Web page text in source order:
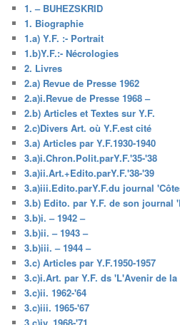
1. – BUHEZSKRID
1. Biographie
1.a) Y.F. :- Portrait
1.b)Y.F.:- Nécrologies
2. Livres
2.a) Revue de Presse 1962
2.a)i.Revue de Presse 1968 –
2.b) Articles et Textes sur Y.F.
2.c)Divers Art. où Y.F.est cité
3.a) Articles par Y.F.1930-1940
3.a)i.Chron.Polit.parY.F.'35-'38
3.a)ii.Art.+Edito.parY.F.'38-'39
3.a)iii.Edito.parY.F.du journal
3.b) Edito. par Y.F. de son journal
3.b)i. – 1942 –
3.b)ii. – 1943 –
3.b)iii. – 1944 –
3.c) Articles par Y.F.1950-1957
3.c)i.Art. par Y.F. ds 'L'Avenir de la
3.c)ii. 1962-'64
3.c)iii. 1965-'67
3.c)iv. 1968-'71